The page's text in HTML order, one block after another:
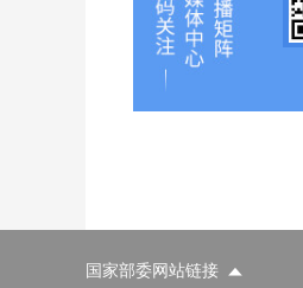
国家部委网站链接
国家部委网站